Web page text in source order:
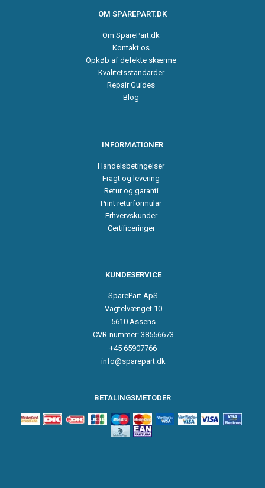
OM SPAREPART.DK
Om SparePart.dk
Kontakt os
Opkøb af defekte skærme
Kvalitetsstandarder
Repair Guides
Blog
INFORMATIONER
Handelsbetingelser
Fragt og levering
Retur og garanti
Print returformular
Erhvervskunder
Certificeringer
KUNDESERVICE
SparePart ApS
Vagtelvænget 10
5610 Assens
CVR-nummer: 38556673
+45 65907766
info@sparepart.dk
BETALINGSMETODER